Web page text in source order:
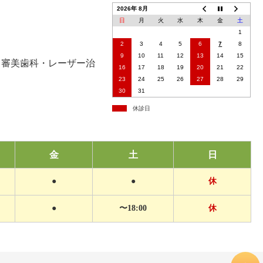
美歯科・レーザー治
2026年 8月
日
月 火 水 木 金
土
1
2
3 4 5 6 7
8
9
10 11 12 13 14
15
16
17 18 19 20 21
22
23
24 25 26 27 28
29
30
31
休診日
金 土 日
● ● 休
● 〜18:00 休